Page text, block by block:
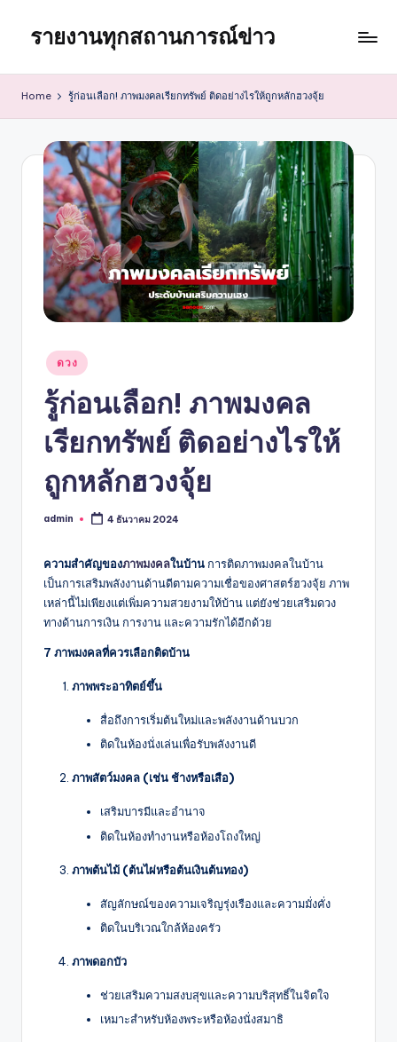
content
รายงานทุกสถานการณ์ข่าว
Home รู้ก่อนเลือก! ภาพมงคลเรียกทรัพย์ ติดอย่างไรให้ถูกหลักฮวงจุ้ย
Posted
in
ดวง
รู้ก่อนเลือก! ภาพมงคล
เรียกทรัพย์ ติดอย่างไรให้
ถูกหลักฮวงจุ้ย
Posted
admin 4 ธันวาคม 2024
ความสำคัญของภาพมงคลในบ้าน การติดภาพมงคลในบ้าน
เป็นการเสริมพลังงานด้านดีตามความเชื่อของศาสตร์ฮวงจุ้ย ภาพ
เหล่านี้ไม่เพียงแต่เพิ่มความสวยงามให้บ้าน แต่ยังช่วยเสริมดวง
ทางด้านการเงิน การงาน และความรักได้อีกด้วย
7 ภาพมงคลที่ควรเลือกติดบ้าน
ภาพพระอาทิตย์ขึ้น
สื่อถึงการเริ่มต้นใหม่และพลังงานด้านบวก
ติดในห้องนั่งเล่นเพื่อรับพลังงานดี
ภาพสัตว์มงคล (เช่น ช้างหรือเสือ)
เสริมบารมีและอำนาจ
ติดในห้องทำงานหรือห้องโถงใหญ่
ภาพต้นไม้ (ต้นไผ่หรือต้นเงินต้นทอง)
สัญลักษณ์ของความเจริญรุ่งเรืองและความมั่งคั่ง
ติดในบริเวณใกล้ห้องครัว
ภาพดอกบัว
ช่วยเสริมความสงบสุขและความบริสุทธิ์ในจิตใจ
เหมาะสำหรับห้องพระหรือห้องนั่งสมาธิ